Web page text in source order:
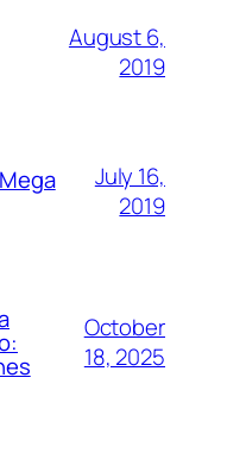
August 6,
2019
July 16,
2019
October
18, 2025